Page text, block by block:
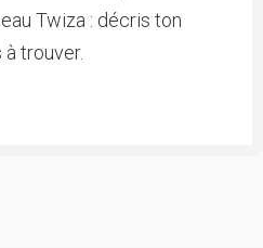
Twiza : décris ton
trouver.